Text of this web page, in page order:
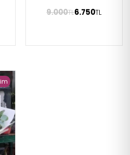
9.000TL6.750TL